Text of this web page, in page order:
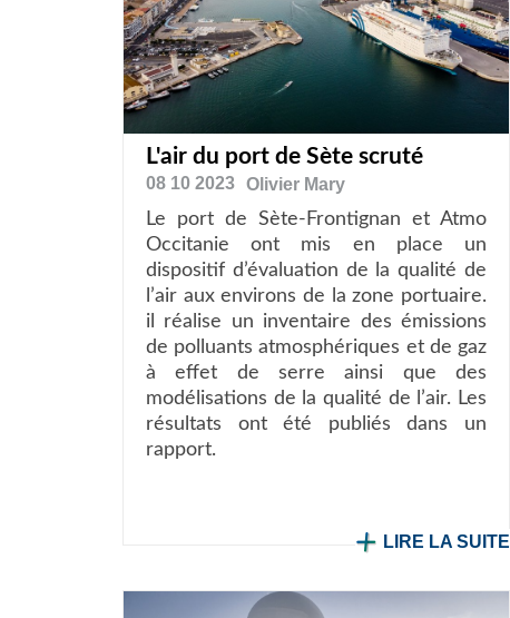
L'air du port de Sète scruté
08 10 2023 Olivier Mary
Le port de Sète-Frontignan et Atmo
Occitanie ont mis en place un
dispositif d’évaluation de la qualité de
l’air aux environs de la zone portuaire.
il réalise un inventaire des émissions
de polluants atmosphériques et de gaz
à effet de serre ainsi que des
modélisations de la qualité de l’air. Les
résultats ont été publiés dans un
rapport.
LIRE LA SUITE